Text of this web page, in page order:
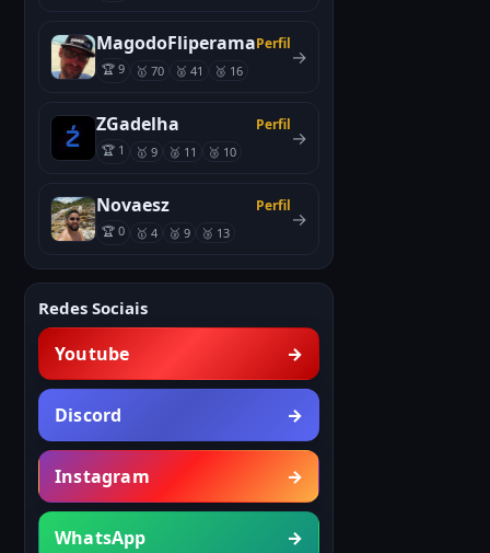
MagodoFliperamaPerfil
🏆 9 🥇 70 🥈 41 🥉 16
→
ZGadelha Perfil
🏆 1 🥇 9 🥈 11 🥉 10
→
Novaesz Perfil
🏆 0 🥇 4 🥈 9 🥉 13
→
Redes Sociais
Youtube →
Discord →
Instagram →
WhatsApp →